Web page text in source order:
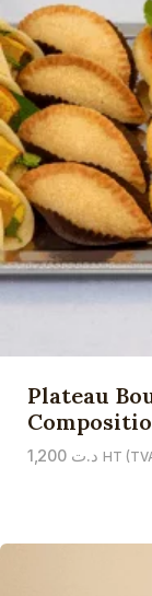
Plateau
د.ت 1,200 HT